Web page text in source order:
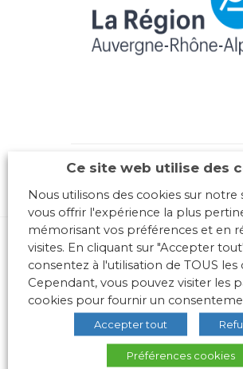
10 place des Archives – Bât G –
69288 LYON Cedex 02
Association loi 1901
Ce site web utilise des
Nous utilisons des cookies sur
vous offrir l'expérience la plus
mémorisant vos préférences et en
visites. En cliquant sur "Accepter
consentez à l'utilisation de TOUS les
Cependant, vous pouvez visiter les
cookies pour fournir un
Accepter tout
Préférences cookies